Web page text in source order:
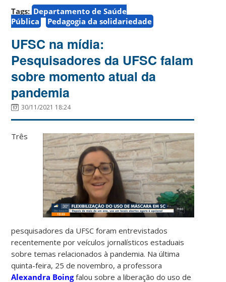
Tags: Departamento de Saúde
Pública
Pedagogia da solidariedade
UFSC na mídia:
Pesquisadores da UFSC falam
sobre momento atual da
pandemia
30/11/2021 18:24
Três
pesquisadores da UFSC foram entrevistados
recentemente por veículos jornalísticos estaduais
sobre temas relacionados à pandemia. Na última
quinta-feira, 25 de novembro, a professora
Alexandra Boingfalou sobre a liberação do uso de